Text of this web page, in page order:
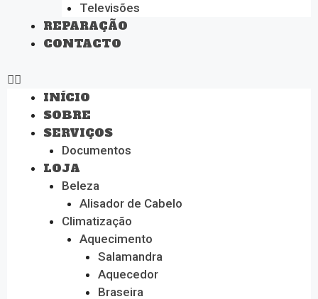
Televisões
REPARAÇÃO
CONTACTO
INÍCIO
SOBRE
SERVIÇOS
Documentos
LOJA
Beleza
Alisador de Cabelo
Climatização
Aquecimento
Salamandra
Aquecedor
Braseira